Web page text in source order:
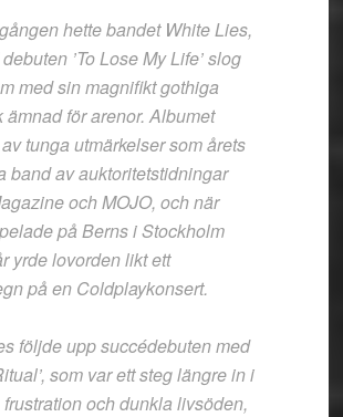
hette bandet White Lies,
’To Lose My Life’ slog
med sin magnifikt gothiga
ämnad för arenor. Albumet
tunga utmärkelser som årets
band av auktoritetstidningar
och MOJO, och när
på Berns i Stockholm
yrde lovorden likt ett
på en Coldplaykonsert.
följde upp succédebuten med
som var ett steg längre in i
och dunkla livsöden,